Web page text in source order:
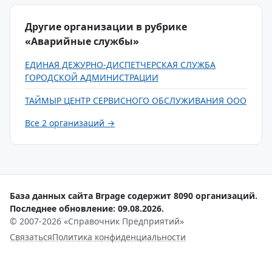
Другие организации в рубрике
«Аварийные службы»
ЕДИНАЯ ДЕЖУРНО-ДИСПЕТЧЕРСКАЯ СЛУЖБА
ГОРОДСКОЙ АДМИНИСТРАЦИИ
ТАЙМЫР ЦЕНТР СЕРВИСНОГО ОБСЛУЖИВАНИЯ ООО
Все 2 организаций →
База данных сайта Brpage содержит 8090 организаций.
Последнее обновление: 09.08.2026.
© 2007-2026 «Справочник Предприятий»
СвязатьсяПолитика конфиденциальности